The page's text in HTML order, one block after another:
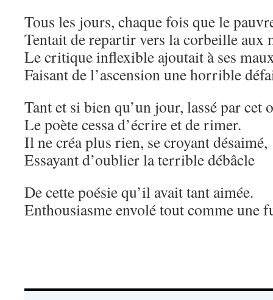
Tous les jours, chaque fois que le
Tentait de repartir vers la corbeille aux
Le critique inflexible ajoutait à ses
Faisant de l’ascension une horrible
Tant et si bien qu’un jour, lassé par cet
Le poète cessa d’écrire et de rimer.
Il ne créa plus rien, se croyant désaimé,
Essayant d’oublier la terrible débâcle
De cette poésie qu’il avait tant aimée.
Enthousiasme envolé tout comme une